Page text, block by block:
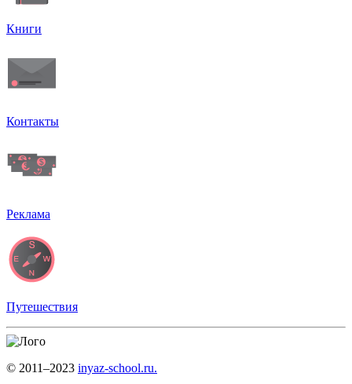
Книги
Контакты
Реклама
Путешествия
© 2011–2023 inyaz-school.ru.